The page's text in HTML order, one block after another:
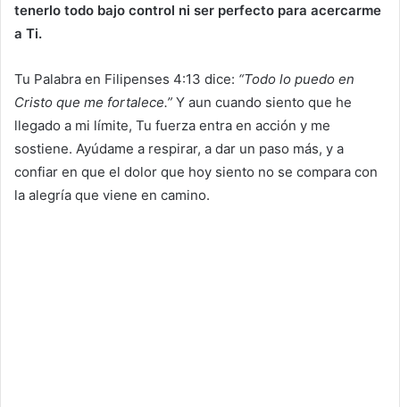
tenerlo todo bajo control ni ser perfecto para acercarme
a Ti.
Tu Palabra en Filipenses 4:13 dice: “Todo lo puedo en
Cristo que me fortalece.” Y aun cuando siento que he
llegado a mi límite, Tu fuerza entra en acción y me
sostiene. Ayúdame a respirar, a dar un paso más, y a
confiar en que el dolor que hoy siento no se compara con
la alegría que viene en camino.